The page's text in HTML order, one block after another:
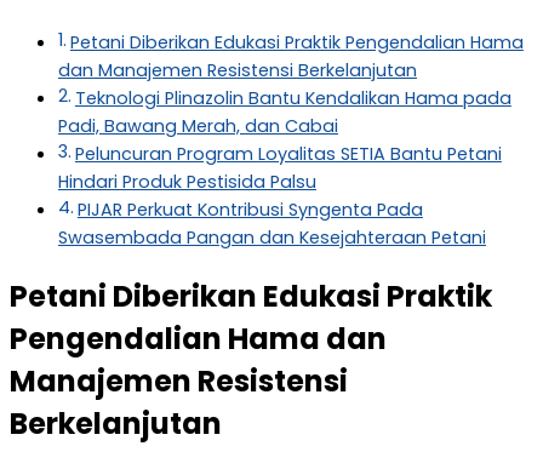
Petani Diberikan Edukasi Praktik Pengendalian Hama
dan Manajemen Resistensi Berkelanjutan
Teknologi Plinazolin Bantu Kendalikan Hama pada
Padi, Bawang Merah, dan Cabai
Peluncuran Program Loyalitas SETIA Bantu Petani
Hindari Produk Pestisida Palsu
PIJAR Perkuat Kontribusi Syngenta Pada
Swasembada Pangan dan Kesejahteraan Petani
Petani Diberikan Edukasi Praktik
Pengendalian Hama dan
Manajemen Resistensi
Berkelanjutan